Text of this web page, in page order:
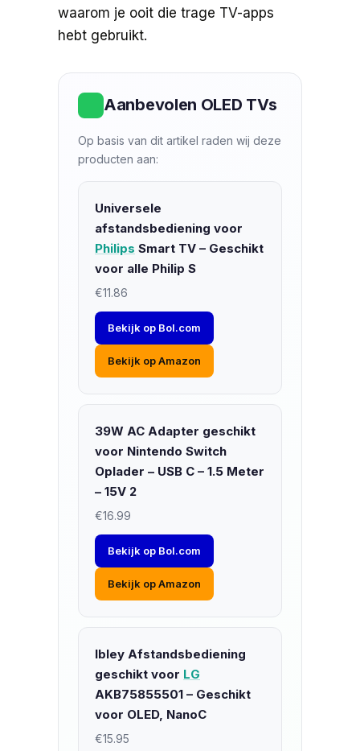
waarom je ooit die trage TV-apps
hebt gebruikt.
Aanbevolen OLED TVs
Op basis van dit artikel raden wij deze
producten aan:
Universele
afstandsbediening voor
Philips Smart TV – Geschikt
voor alle Philip S
€11.86
Bekijk op Bol.com
Bekijk op Amazon
39W AC Adapter geschikt
voor Nintendo Switch
Oplader – USB C – 1.5 Meter
– 15V 2
€16.99
Bekijk op Bol.com
Bekijk op Amazon
Ibley Afstandsbediening
geschikt voor LG
AKB75855501 – Geschikt
voor OLED, NanoC
€15.95